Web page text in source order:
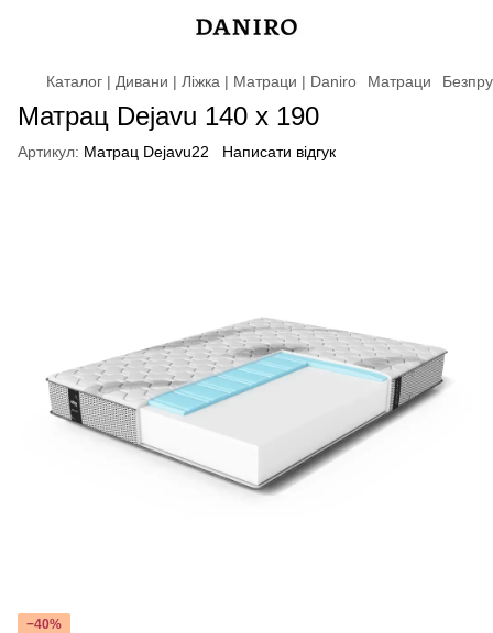
Каталог | Дивани | Ліжка | Матраци | Daniro Матраци
Матрац Dejavu 140 x 190
Артикул: Матрац Dejavu22 Написати відгук
−40%